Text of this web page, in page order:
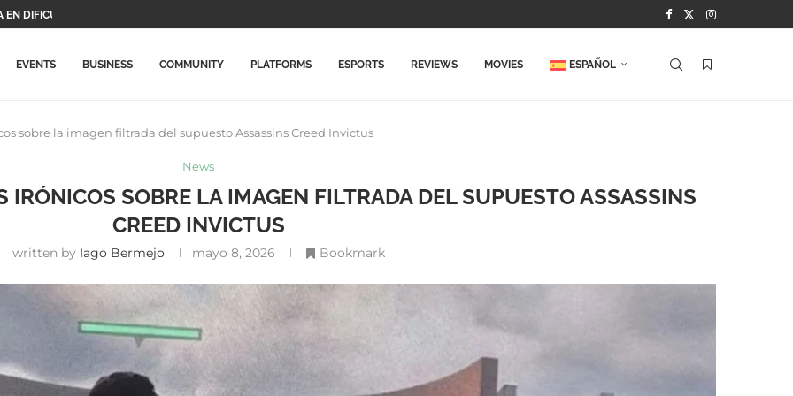
DIFICULTADES,...
EVENTS BUSINESS COMMUNITY PLATFORMS ESPORTS REVIEWS MOVIES ESPAÑOL
sobre la imagen filtrada del supuesto Assassins Creed Invictus
News
IRÓNICOS SOBRE LA IMAGEN FILTRADA DEL SUPUESTO ASSASSINS
CREED INVICTUS
written by Iago Bermejo mayo 8, 2026 Bookmark